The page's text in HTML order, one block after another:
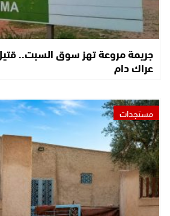
جريمة مروعة تهز سوق السبت..
عراك دام
مستجدات